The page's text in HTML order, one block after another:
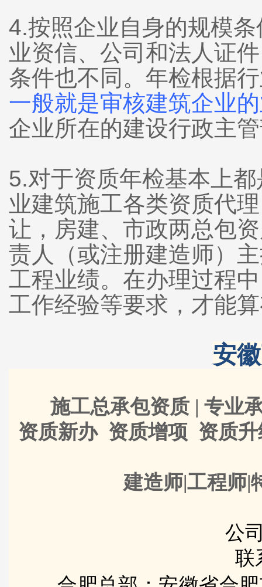
4.按照企业自身的规模
业资信、公司和法人证
条件也不同。年检根据
一般就是审核建筑企业
企业所在的建设行政主
5.对于资质年检基本上
业建筑施工各类资质代
让，房建、市政两总包
责人（或注册建造师）
工程业绩。在办理过程
工作经验等要求，才能
安
施工总承包资质 | 专业
资质新办 资质增项 资质
建造师|工程师|
公
联